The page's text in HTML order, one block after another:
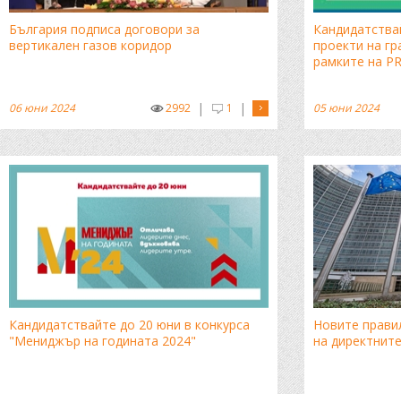
България подписа договори за
вертикален газов коридор
|
1
|
2992
06 юни 2024
проекти на
рамките на
05 юни 2024
Кандидатствайте до 20 юни в конкурса
"Мениджър на годината 2024"
Новите
на